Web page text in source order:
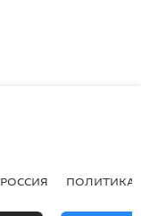
РОССИЯ ПОЛИТИКА